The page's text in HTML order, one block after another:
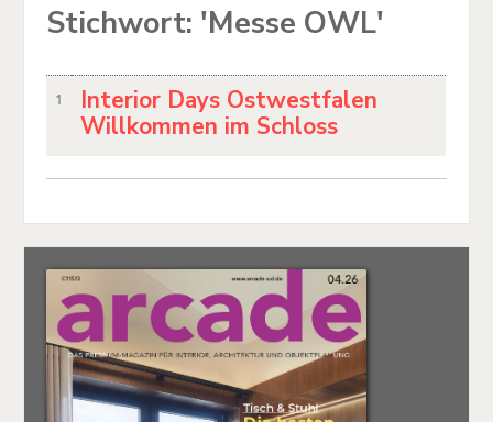
Stichwort: 'Messe OWL'
1
Interior Days Ostwestfalen
Willkommen im Schloss